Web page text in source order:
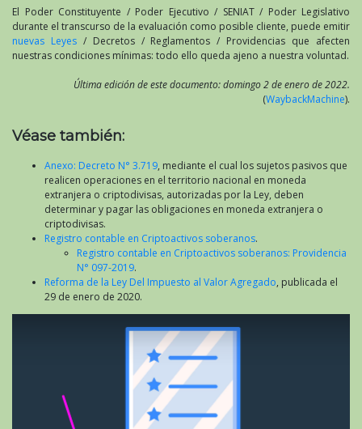
El Poder Constituyente / Poder Ejecutivo / SENIAT / Poder Legislativo
durante el transcurso de la evaluación como posible cliente, puede emitir
nuevas Leyes/ Decretos / Reglamentos / Providencias que afecten
nuestras condiciones mínimas: todo ello queda ajeno a nuestra voluntad.
Última edición de este documento: domingo 2 de enero de 2022.
(WaybackMachine).
Véase también:
Anexo: Decreto N° 3.719, mediante el cual los sujetos pasivos que
realicen operaciones en el territorio nacional en moneda
extranjera o criptodivisas, autorizadas por la Ley, deben
determinar y pagar las obligaciones en moneda extranjera o
criptodivisas.
Registro contable en Criptoactivos soberanos.
Registro contable en Criptoactivos soberanos: Providencia
N° 097-2019.
Reforma de la Ley Del Impuesto al Valor Agregado, publicada el
29 de enero de 2020.